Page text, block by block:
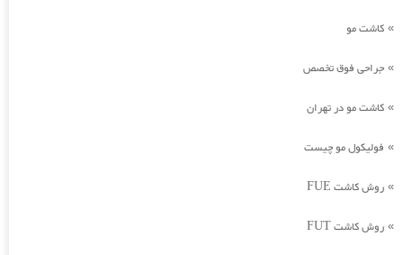
» کاشت مو
» جراحی فوق تخصص
» کاشت مو در تهران
» فولیکول مو چیست
» روش کاشت FUE
» روش کاشت FUT